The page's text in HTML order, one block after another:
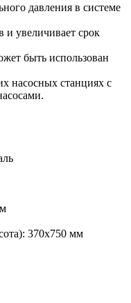
давления в системе
и увеличивает срок
быть использован
насосных станциях с
370х750 мм